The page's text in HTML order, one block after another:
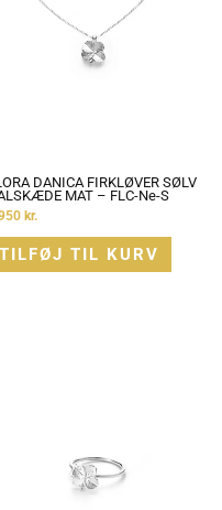
DANICA FIRKLØVER SØLV
MAT – FLC-Ne-S
kr.
TILFØJ TIL KURV